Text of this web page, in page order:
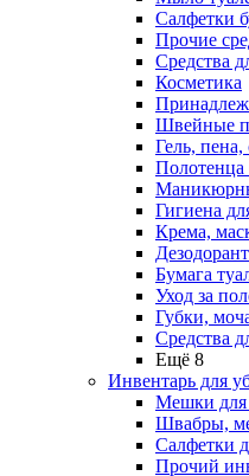
Салфетки
Прочие
Средства
Косметика
Швейные
Гель, пена,
Гигиена
Крема,
Бумага
Уход за
Губки,
Средства
Ещё 8
Инвентарь для
Мешки для
Швабры,
Салфетки
Прочий